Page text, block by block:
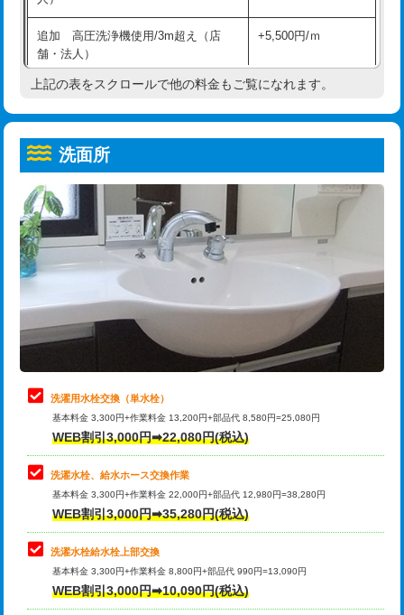
コンクリート斫り（厚さ10㎝超え）
モルタル補修（厚さ10㎝まで） 27,500円
モルタル補修（厚さ10㎝超え） 38,500円
洗面台設置 38,500円
追加人工
廃棄・処分 現場見積
※給水管工事は20mmまでの価格です。
給水管工事※（ホール加工)
給水管工事※（バンド止め) 3,300円
給水管工事※（支持金具設置) 5,500円
給水管工事※（保温材使用（バンド止
め込み）)
5,500円
給水管工事※（土の掘削・埋め戻し作
業)
11,000円
給水管工事※（塩ビ管（VP・HI）使
用/3ｍまで)
33,000円
給水管工事※（塩ビ管（VP・HI）使
用（追加）/3ｍ超え)
給水管工事※（ライニング鋼管・銅
管・ポリ管・HT管使用/3ｍまで)
44,000円
給水管工事※（ライニング鋼管・銅
管・ポリ管・HT管使用/3ｍ超え)
排水管工事（土の掘削・埋め戻し作
業）
排水管工事（排水管工事/3ｍまで） 55,000円
排水管工事（追加 排水管工事/3ｍ超
え）
マス交換（土の掘削・埋め戻し作業）
追加 高圧洗浄機使用/3m超え（店
舗・法人）
+5,500円/ｍ
高度高圧洗浄換 現地調査
トーラー機使用/3mまで
追加トーラー機使用/3m超え +3,300円
カメラ調査 33,000円
桝清掃
止水・漏水調査・防水処理・清掃・修
理・調整・分解・加工など（軽作業）
11,000円
止水・漏水調査・防水処理・清掃・修
理・調整・分解・加工など（中作業）
22,000円
止水・漏水調査・防水処理・清掃・修
理・調整・分解・加工など（重作業）
33,000円
キッチンタンク脱着
その他部品の脱着
交換・取付（タンク）
交換・取付(単水栓（壁付・デッキ
式）)
上記の表をスクロールで他の料金もご覧になれます。
洗面所
洗濯用水栓交換（単水栓）
基本料金 3,300円+作業料金 13,200円+部品代 8,580円=25,080円
WEB割引3,000円➡22,080円(税込)
洗濯水栓、給水ホース交換作業
基本料金 3,300円+作業料金 22,000円+部品代 12,980円=38,280円
WEB割引3,000円➡35,280円(税込)
洗濯水栓給水栓上部交換
基本料金 3,300円+作業料金 8,800円+部品代 990円=13,090円
WEB割引3,000円➡10,090円(税込)